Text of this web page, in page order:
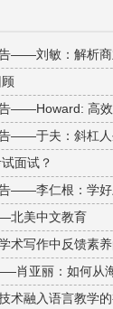
——刘敏：解析
告——Howard: 高
告——于夫：斜杠
面试？
——李仁根：学
北美中文教育
术写作中反馈素
肖亚丽：如何从
术融入语言教学